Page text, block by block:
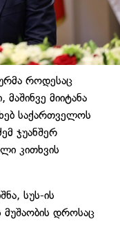
როდესაც
მიიტანა
საქართველოს
ჯუანშერ
კითხვის
სუს-ის
დროსაც